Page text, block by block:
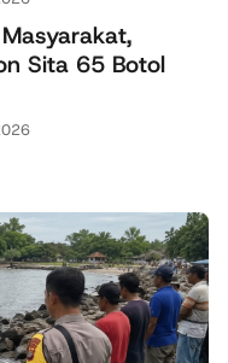
Sita 65 Botol